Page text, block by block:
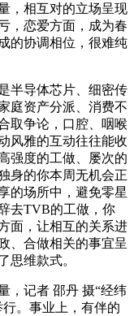
，相互对的立场呈现
，恋爱方面，成为春
的协调相位，很难纯
导体芯片、细密传
庭资产分派、消费不
取争论，口腔、咽喉
风雅的互动往往能收
强度的工做、屡次的
身的你本周无机会正
的场所中，避免零星
去TVB的工做，你
面，让相互的关系进
、合做相关的事宜呈
思维款式。
记者 邵丹 摄“经纬
。事业上，有伴的